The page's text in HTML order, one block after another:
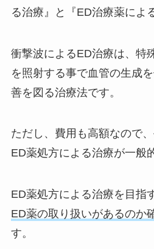
る治療』と『ED治療薬によ
衝撃波によるED治療は、特
を照射する事で血管の生成
善を図る治療法です。
ただし、費用も高額なので
ED薬処方による治療が一般
ED薬処方による治療を目指
ED薬の取り扱いがあるのか
す。